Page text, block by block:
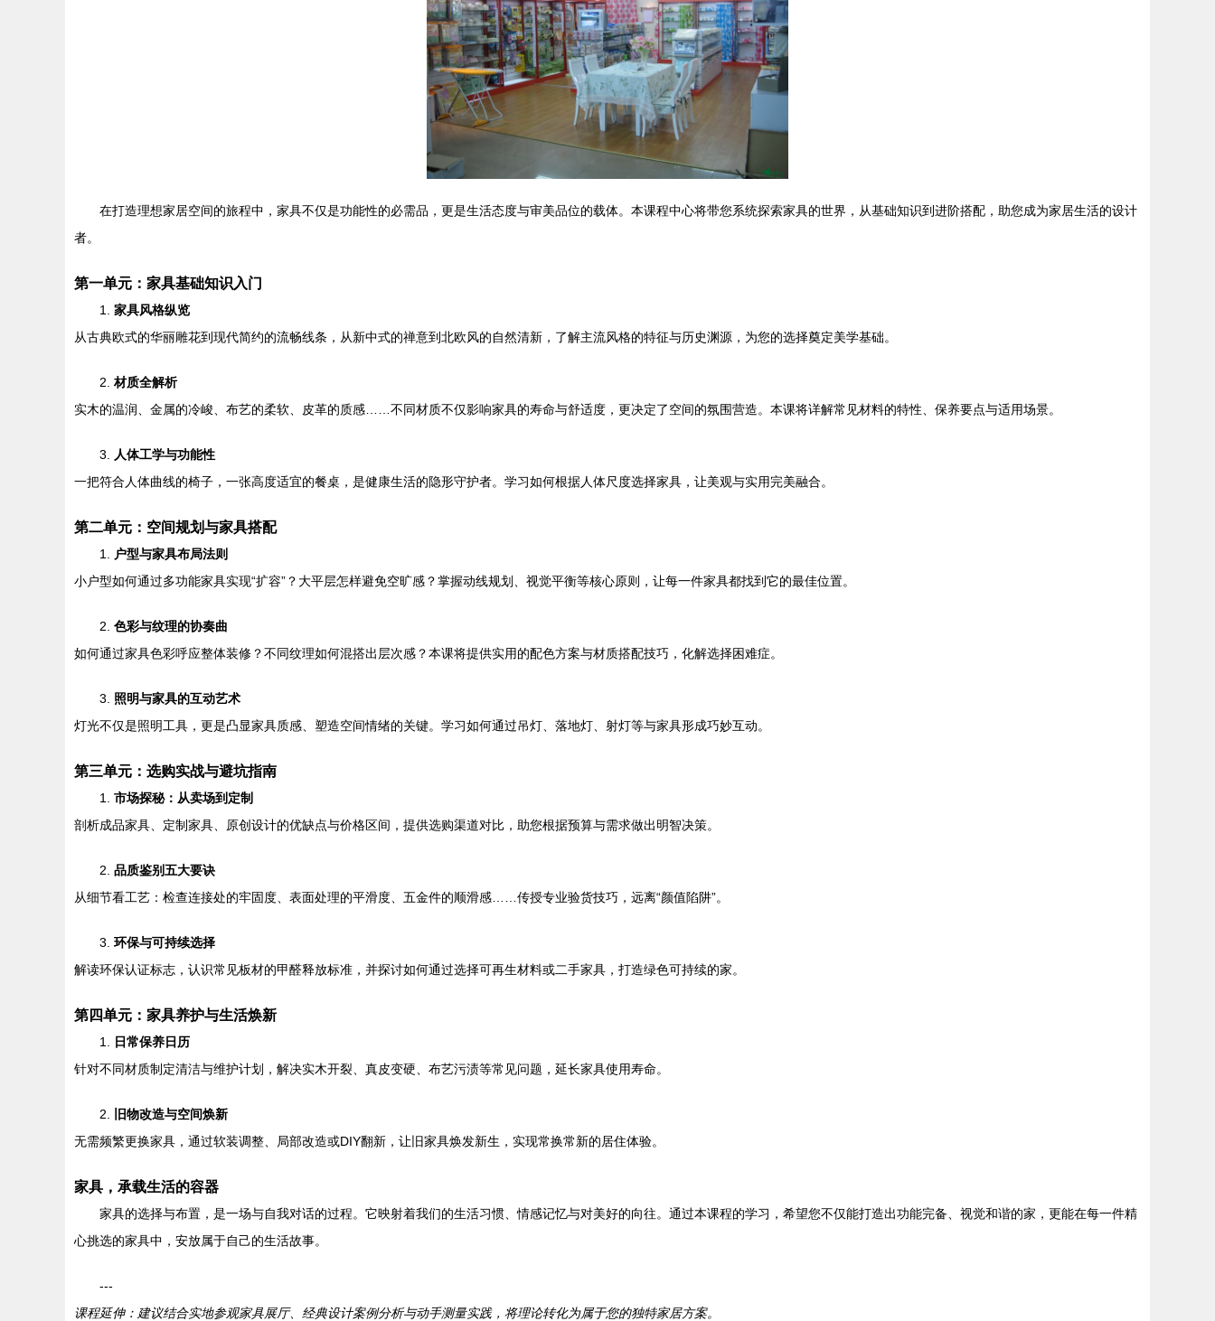
在打造理想家居空间的旅程中，家具不仅是功能性的必需品，更是生活态度与审美品位的载体。本课程中心将带您系统探索家具的世界，从基础知识到进阶搭配，助您成为家居生活的设计
者。
第一单元：家具基础知识入门
1. 家具风格纵览
从古典欧式的华丽雕花到现代简约的流畅线条，从新中式的禅意到北欧风的自然清新，了解主流风格的特征与历史渊源，为您的选择奠定美学基础。
2. 材质全解析
实木的温润、金属的冷峻、布艺的柔软、皮革的质感……不同材质不仅影响家具的寿命与舒适度，更决定了空间的氛围营造。本课将详解常见材料的特性、保养要点与适用场景。
3.
人体工学与功能性
一把符合人体曲线的椅子，一张高度适宜的餐桌，是健康生活的隐形守护者。学习如何根据人体尺度选择家具，让美观与实用完美融合。
第二单元：空间规划与家具搭配
1.
户型与家具布局法则
小户型如何通过多功能家具实现“扩容”？大平层怎样避免空旷感？掌握动线规划、视觉平衡等核心原则，让每一件家具都找到它的最佳位置。
2. 色彩与纹理的协奏曲
如何通过家具色彩呼应整体装修？不同纹理如何混搭出层次感？本课将提供实用的配色方案与材质搭配技巧，化解选择困难症。
3. 照明与家具的互动艺术
灯光不仅是照明工具，更是凸显家具质感、塑造空间情绪的关键。学习如何通过吊灯、落地灯、射灯等与家具形成巧妙互动。
第三单元：选购实战与避坑指南
1. 市场探秘：从卖场到定制
剖析成品家具、定制家具、原创设计的优缺点与价格区间，提供选购渠道对比，助您根据预算与需求做出明智决策。
2. 品质鉴别五大要诀
从细节看工艺：检查连接处的牢固度、表面处理的平滑度、五金件的顺滑感……传授专业验货技巧，远离“颜值陷阱”。
3. 环保与可持续选择
解读环保认证标志，认识常见板材的甲醛释放标准，并探讨如何通过选择可再生材料或二手家具，打造绿色可持续的家。
第四单元：家具养护与生活焕新
1.
日常保养日历
针对不同材质制定清洁与维护计划，解决实木开裂、真皮变硬、布艺污渍等常见问题，延长家具使用寿命。
2.
旧物改造与空间焕新
无需频繁更换家具，通过软装调整、局部改造或DIY翻新，让旧家具焕发新生，实现常换常新的居住体验。
家具，承载生活的容器
家具的选择与布置，是一场与自我对话的过程。它映射着我们的生活习惯、情感记忆与对美好的向往。通过本课程的学习，希望您不仅能打造出功能完备、视觉和谐的家，更能在每一件精
心挑选的家具中，安放属于自己的生活故事。
---
课程延伸：建议结合实地参观家具展厅、经典设计案例分析与动手测量实践，将理论转化为属于您的独特家居方案。